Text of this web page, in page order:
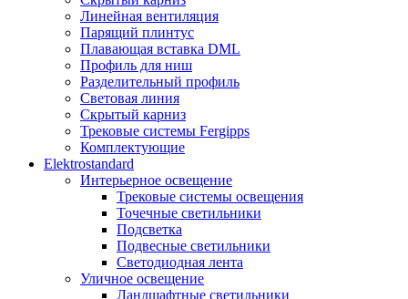
Линейная вентиляция
Парящий плинтус
Плавающая вставка DML
Профиль для ниш
Разделительный профиль
Световая линия
Скрытый карниз
Трековые системы Fergipps
Комплектующие
Elektrostandard
Интерьерное освещение
Трековые системы освещения
Точечные светильники
Подсветка
Подвесные светильники
Светодиодная лента
Уличное освещение
Ландшафтные светильники